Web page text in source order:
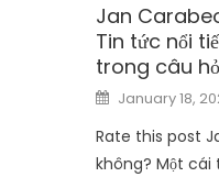
Jan
Tin tức nổi
trong câu
Posted
on
January 18,
Rate this post
không? Một cái